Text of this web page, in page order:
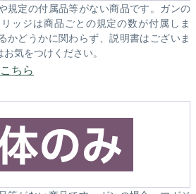
規定の付属品等がない商品です。ガンの
ッジは商品ごとの規定の数が付属しま
かどうかに関わらず、説明書はございま
気をつけください。
ちら